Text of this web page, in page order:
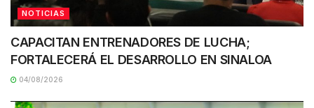
NOTICIAS
CAPACITAN ENTRENADORES DE LUCHA;
FORTALECERÁ EL DESARROLLO EN SINALOA
04/08/2026